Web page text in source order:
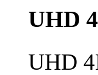
UHD
UHD